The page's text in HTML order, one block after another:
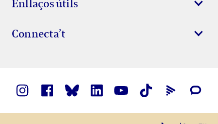
Enllaços útils
Connecta’t